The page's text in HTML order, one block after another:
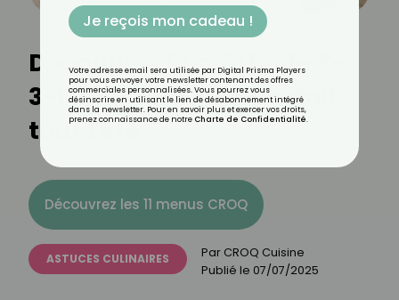
Découvrez la méthode 2-
3-1 pour un spritz parfait
tout l'été
Découvrez les 11 menus CROQ
ASTUCES CULINAIRES Par CROQ Cuisine
Publié le 07/07/2025
Je reçois mon cadeau !
Votre adresse email sera utilisée par Digital Prisma Players
pour vous envoyer votre newsletter contenant des offres
commerciales personnalisées. Vous pourrez vous
désinscrire en utilisant le lien de désabonnement intégré
dans la newsletter. Pour en savoir plus et exercer vos droits,
prenez connaissance de notre Charte de Confidentialité.